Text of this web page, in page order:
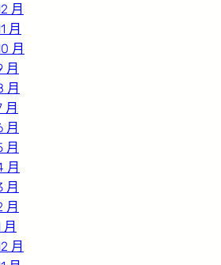
月
月
月
月
月
月
月
月
月
月
月
月